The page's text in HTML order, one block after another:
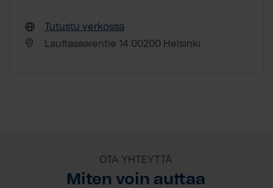
Tutustu verkossa
Lauttasaarentie 14 00200 Helsinki
OTA YHTEYTTÄ
Miten voin auttaa